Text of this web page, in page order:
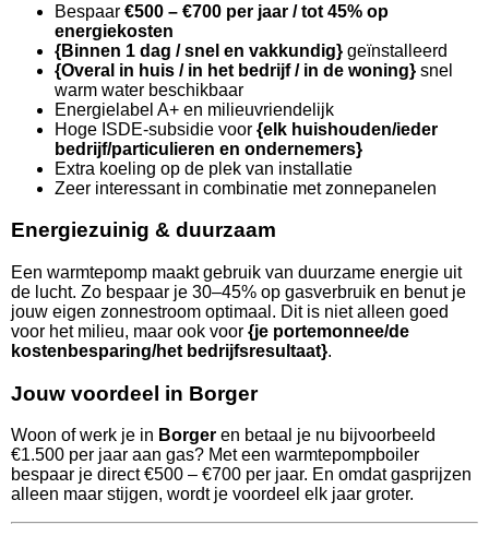
Bespaar €500 – €700 per jaar / tot 45% op
energiekosten
{Binnen 1 dag / snel en vakkundig} geïnstalleerd
{Overal in huis / in het bedrijf / in de woning} snel
warm water beschikbaar
Energielabel A+ en milieuvriendelijk
Hoge ISDE-subsidie voor {elk huishouden/ieder
bedrijf/particulieren en ondernemers}
Extra koeling op de plek van installatie
Zeer interessant in combinatie met zonnepanelen
Energiezuinig & duurzaam
Een warmtepomp maakt gebruik van duurzame energie uit
de lucht. Zo bespaar je 30–45% op gasverbruik en benut je
jouw eigen zonnestroom optimaal. Dit is niet alleen goed
voor het milieu, maar ook voor {je portemonnee/de
kostenbesparing/het bedrijfsresultaat}.
Jouw voordeel in Borger
Woon of werk je in Borger en betaal je nu bijvoorbeeld
€1.500 per jaar aan gas? Met een warmtepompboiler
bespaar je direct €500 – €700 per jaar. En omdat gasprijzen
alleen maar stijgen, wordt je voordeel elk jaar groter.